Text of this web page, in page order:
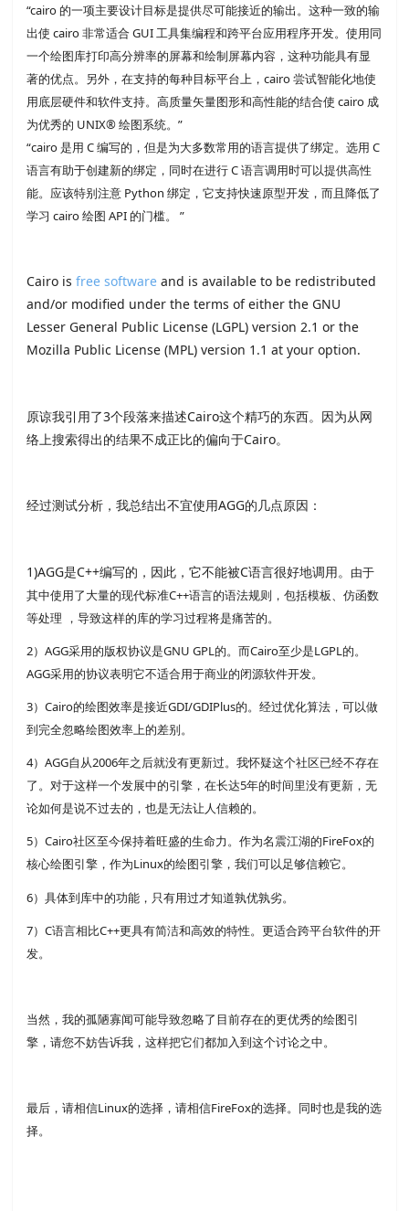
“cairo 的一项主要设计目标是提供尽可能接近的输出。这种一致的输
出使 cairo 非常适合 GUI 工具集编程和跨平台应用程序开发。使用同
一个绘图库打印高分辨率的屏幕和绘制屏幕内容，这种功能具有显
著的优点。另外，在支持的每种目标平台上，cairo 尝试智能化地使
用底层硬件和软件支持。高质量矢量图形和高性能的结合使 cairo 成
为优秀的 UNIX® 绘图系统。”
“cairo 是用 C 编写的，但是为大多数常用的语言提供了绑定。选用 C
语言有助于创建新的绑定，同时在进行 C 语言调用时可以提供高性
能。应该特别注意 Python 绑定，它支持快速原型开发，而且降低了
学习 cairo 绘图 API 的门槛。 ”
Cairo isfree software and is available to be redistributed
and/or modified under the terms of either the GNU
Lesser General Public License (LGPL) version 2.1 or the
Mozilla Public License (MPL) version 1.1 at your option.
原谅我引用了3个段落来描述Cairo这个精巧的东西。因为从网
络上搜索得出的结果不成正比的偏向于Cairo。
经过测试分析，我总结出不宜使用AGG的几点原因：
1)AGG是C++编写的，因此，它不能被C语言很好地调用。 由于
其中使用了大量的现代标准C++语言的语法规则，包括模板、仿函数
等处理
，导致这样的库的学习过程将是痛苦的。
2）AGG采用的版权协议是GNU GPL的。而Cairo至少是LGPL的。
AGG采用的协议表明它不适合用于商业的闭源软件开发。
3）Cairo的绘图效率是接近GDI/GDIPlus的。经过优化算法，可以做
到完全忽略绘图效率上的差别。
4）AGG自从2006年之后就没有更新过。我怀疑这个社区已经不存在
了。对于这样一个发展中的引擎，在长达5年的时间里没有更新，无
论如何是说不过去的，也是无法让人信赖的。
5）Cairo社区至今保持着旺盛的生命力。作为名震江湖的FireFox的
核心绘图引擎，作为Linux的绘图引擎，我们可以足够信赖它。
6）具体到库中的功能，只有用过才知道孰优孰劣。
7）C语言相比C++更具有简洁和高效的特性。更适合跨平台软件的开
发。
当然，我的孤陋寡闻可能导致忽略了目前存在的更优秀的绘图引
擎，请您不妨告诉我，这样把它们都加入到这个讨论之中。
最后，请相信Linux的选择，请相信FireFox的选择。同时也是我的选
择。